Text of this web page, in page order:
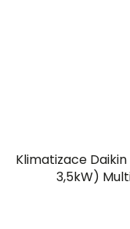
Klimatizace Daikin
3,5kW)